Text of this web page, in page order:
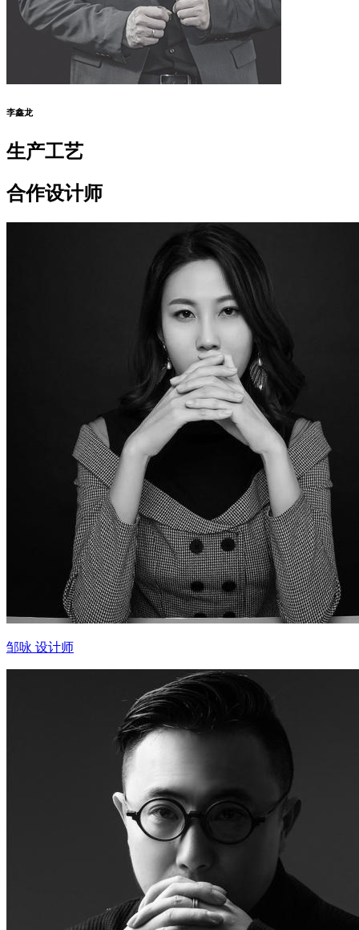
李鑫龙
生产工艺
合作设计师
邹咏 设计师